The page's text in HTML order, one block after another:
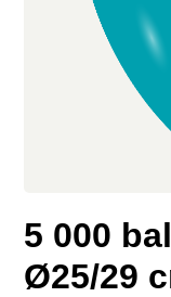
5 000
Ø25/29